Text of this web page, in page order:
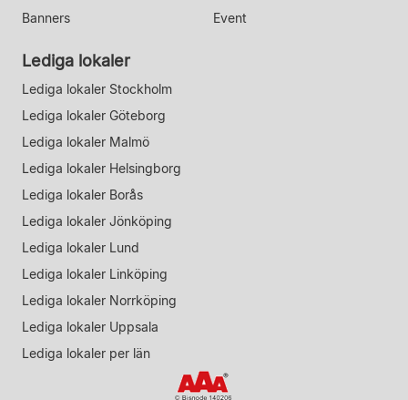
Banners
Event
Lediga lokaler
Lediga lokaler Stockholm
Lediga lokaler Göteborg
Lediga lokaler Malmö
Lediga lokaler Helsingborg
Lediga lokaler Borås
Lediga lokaler Jönköping
Lediga lokaler Lund
Lediga lokaler Linköping
Lediga lokaler Norrköping
Lediga lokaler Uppsala
Lediga lokaler per län